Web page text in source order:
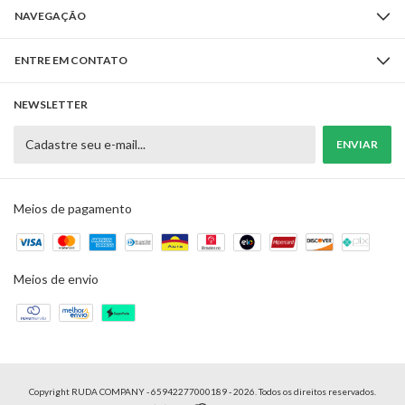
NAVEGAÇÃO
ENTRE EM CONTATO
NEWSLETTER
Meios de pagamento
Meios de envio
Copyright RUDA COMPANY - 65942277000189 - 2026. Todos os direitos reservados.